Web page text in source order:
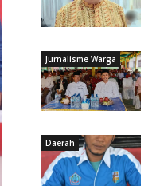
Jurnalisme Warga
Daerah